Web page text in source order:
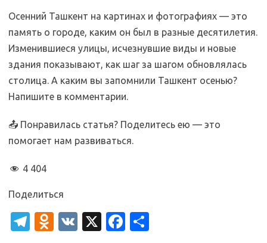
Осенний Ташкент на картинах и фотографиях — это
память о городе, каким он был в разные десятилетия.
Изменившиеся улицы, исчезнувшие виды и новые
здания показывают, как шаг за шагом обновлялась
столица. А каким вы запомнили Ташкент осенью?
Напишите в комментарии.
📤 Понравилась статья? Поделитесь ею — это
помогает нам развиваться.
4 404
Поделиться
T
O
V
X
Fa